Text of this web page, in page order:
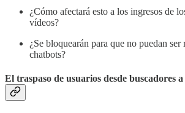
¿Cómo afectará esto a los ingresos de
vídeos?
¿Se bloquearán para que no puedan ser
chatbots?
El traspaso de usuarios desde buscadores